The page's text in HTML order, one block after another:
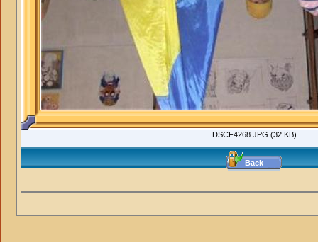
DSCF4268.JPG (32 KB)